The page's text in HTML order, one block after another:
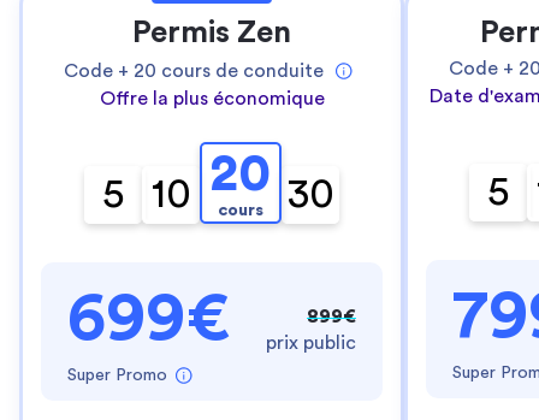
Permis Zen
Code + 20 cours de conduite
Offre la plus économique
5 10 20
cours 30
699€
Super Promo
899€
prix public
Code +
Date
5
Super